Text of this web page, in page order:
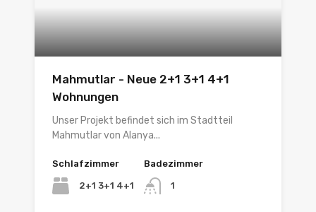
Mahmutlar - Neue 2+1 3+1 4+1
Wohnungen
Unser Projekt befindet sich im Stadtteil
Mahmutlar von Alanya...
Schlafzimmer
2+1 3+1 4+1
Badezimmer
1